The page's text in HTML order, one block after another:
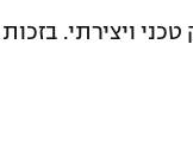
ויצירתי.